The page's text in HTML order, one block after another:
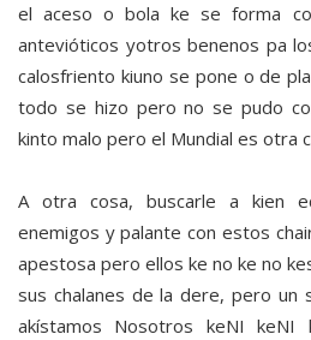
el aceso o bola ke se forma
antevióticos yotros benenos pa
calosfriento kiuno se pone o de
todo se hizo pero no se pudo
kinto malo pero el Mundial es otra
A otra cosa, buscarle a kien
enemigos y palante con estos
apestosa pero ellos ke no ke no
sus chalanes de la dere, pero un
akístamos Nosotros keNI